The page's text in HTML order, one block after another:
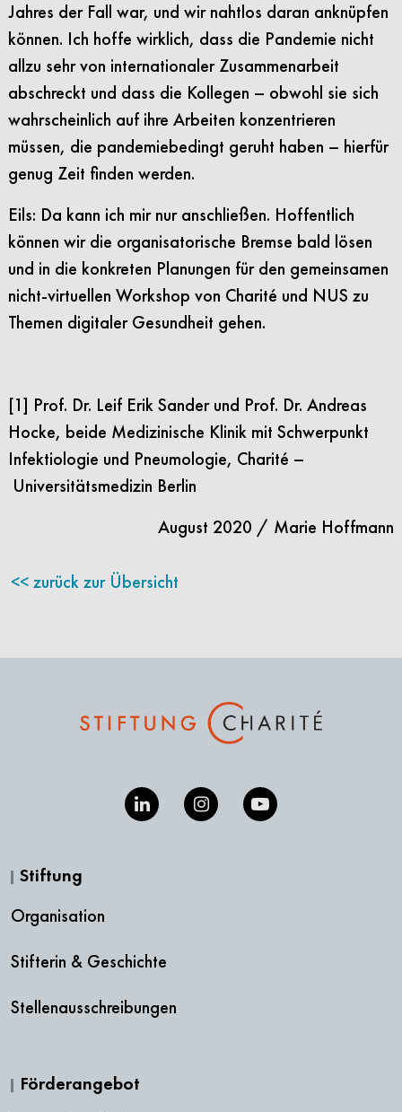
Jahres der Fall war, und wir nahtlos daran anknüpfen
können. Ich hoffe wirklich, dass die Pandemie nicht
allzu sehr von internationaler Zusammenarbeit
abschreckt und dass die Kollegen – obwohl sie sich
wahrscheinlich auf ihre Arbeiten konzentrieren
müssen, die pandemiebedingt geruht haben – hierfür
genug Zeit finden werden.
Eils: Da kann ich mir nur anschließen. Hoffentlich
können wir die organisatorische Bremse bald lösen
und in die konkreten Planungen für den gemeinsamen
nicht-virtuellen Workshop von Charité und NUS zu
Themen digitaler Gesundheit gehen.
[1] Prof. Dr. Leif Erik Sander und Prof. Dr. Andreas
Hocke, beide Medizinische Klinik mit Schwerpunkt
Infektiologie und Pneumologie, Charité –
Universitätsmedizin Berlin
August 2020 / Marie Hoffmann
zurück zur Übersicht
Stiftung
Organisation
Stifterin & Geschichte
Stellenausschreibungen
Förderangebot